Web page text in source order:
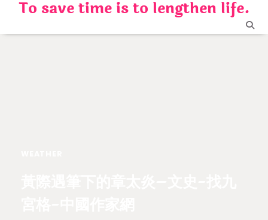
content
To save time is to lengthen life.